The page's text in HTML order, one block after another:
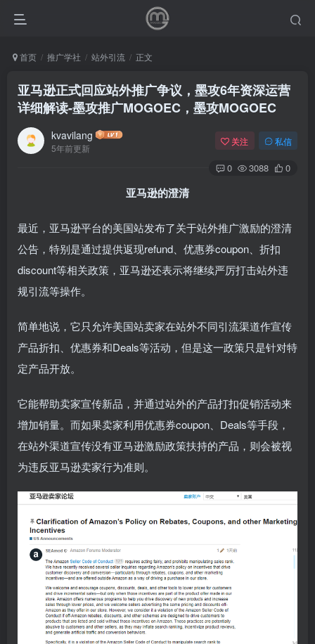
首页 推广学社 站外引流 正文
亚马逊正式回应站外推广争议，墨攻6年资深运营
详细解读-墨攻推广MOGOEC，墨攻MOGOEC
kvavilang
5年前更新
关注 私信
0 3088 0
亚马逊的澄清
最近，亚马逊平台的美国站发布了关于站外推广激励的澄清
公告，特别是通过提供返现refund、优惠券coupon、折扣
discount等相关政策，亚马逊还表示将继续严厉打击站外违
规引流等操作。
简单地说，它只允许美国站卖家在站外不同引流渠道作宣传
产品折扣、优惠券和Deals等活动，但是这一政策只是针对特
定产品开放。
它能帮助卖家宣传新品，并通过站外的产品打扣促销活动来
增加销量。而如果卖家利用优惠券coupon、Deals等手段，
在站外渠道宣传没有亚马逊激励政策扶持的产品，则会被视
为违反亚马逊卖家行为准则。